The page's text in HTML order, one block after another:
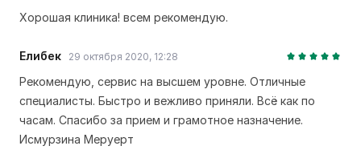
Хорошая клиника! всем рекомендую.
Елибек 29 октября 2020, 12:28
Рекомендую, сервис на высшем уровне. Отличные
специалисты. Быстро и вежливо приняли. Всё как по
часам. Спасибо за прием и грамотное назначение.
Исмурзина Меруерт